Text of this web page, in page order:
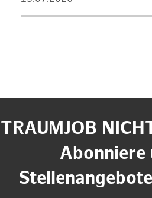
TRAUMJOB
Abonniere